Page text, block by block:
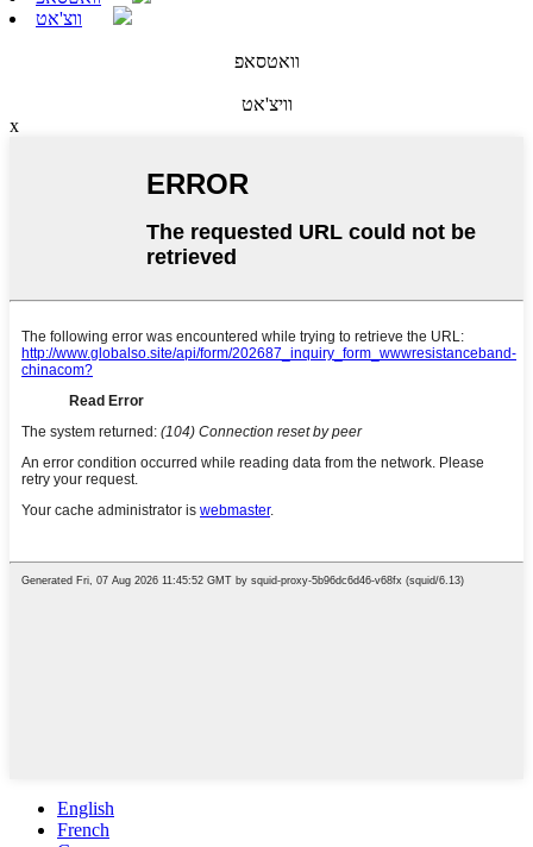
ווצ'אט
וואטסאפ
וויצ'אט
x
English
French